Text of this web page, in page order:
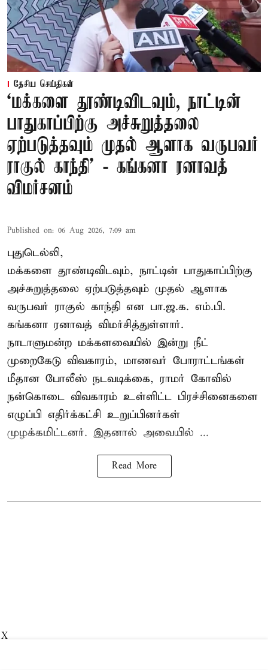
தேசிய செய்திகள்
‘மக்களை தூண்டிவிடவும், நாட்டின்
பாதுகாப்பிற்கு அச்சுறுத்தலை
ஏற்படுத்தவும் முதல் ஆளாக வருபவர்
ராகுல் காந்தி’ - கங்கனா ரனாவத்
விமர்சனம்
Published on: 06 Aug 2026, 7:09 am
புதுடெல்லி,
மக்களை தூண்டிவிடவும், நாட்டின் பாதுகாப்பிற்கு
அச்சுறுத்தலை ஏற்படுத்தவும் முதல் ஆளாக
வருபவர் ராகுல் காந்தி என பா.ஜ.க. எம்.பி.
கங்கனா ரனாவத் விமர்சித்துள்ளார்.
நாடாளுமன்ற மக்களவையில் இன்று நீட்
முறைகேடு விவகாரம், மாணவர் போராட்டங்கள்
மீதான போலீஸ் நடவடிக்கை, ராமர் கோவில்
நன்கொடை விவகாரம் உள்ளிட்ட பிரச்சினைகளை
எழுப்பி எதிர்க்கட்சி உறுப்பினர்கள்
முழக்கமிட்டனர். இதனால் அவையில் ...
Read More
X